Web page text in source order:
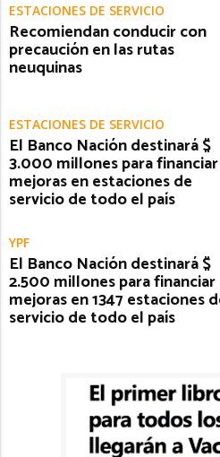
ESTACIONES DE SERVICIO
Recomiendan conducir con
precaución en las rutas
neuquinas
ESTACIONES DE SERVICIO
El Banco Nación destinará $
3.000 millones para financiar
mejoras en estaciones de
servicio de todo el país
YPF
El Banco Nación destinará $
2.500 millones para financiar
mejoras en 1347 estaciones
servicio de todo el país